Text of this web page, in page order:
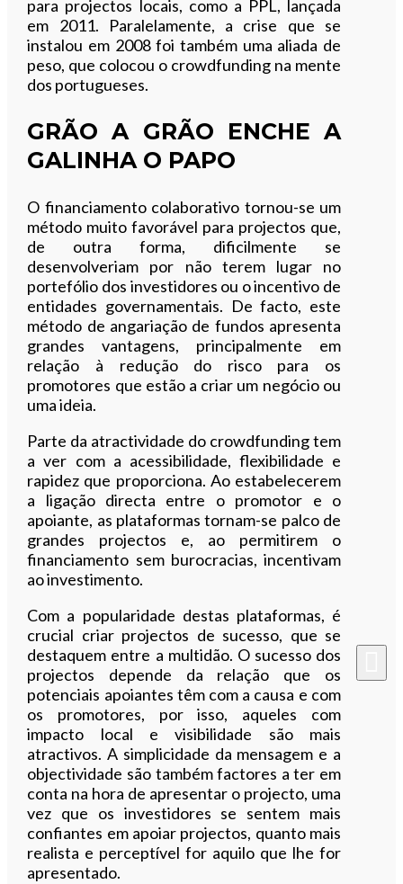
para projectos locais, como a PPL, lançada
em 2011. Paralelamente, a crise que se
instalou em 2008 foi também uma aliada de
peso, que colocou o crowdfunding na mente
dos portugueses.
GRÃO A GRÃO ENCHE A
GALINHA O PAPO
O financiamento colaborativo tornou-se um
método muito favorável para projectos que,
de outra forma, dificilmente se
desenvolveriam por não terem lugar no
portefólio dos investidores ou o incentivo de
entidades governamentais. De facto, este
método de angariação de fundos apresenta
grandes vantagens, principalmente em
relação à redução do risco para os
promotores que estão a criar um negócio ou
uma ideia.
Parte da atractividade do crowdfunding tem
a ver com a acessibilidade, flexibilidade e
rapidez que proporciona. Ao estabelecerem
a ligação directa entre o promotor e o
apoiante, as plataformas tornam-se palco de
grandes projectos e, ao permitirem o
financiamento sem burocracias, incentivam
ao investimento.
Com a popularidade destas plataformas, é
crucial criar projectos de sucesso, que se
destaquem entre a multidão. O sucesso dos
projectos depende da relação que os
potenciais apoiantes têm com a causa e com
os promotores, por isso, aqueles com
impacto local e visibilidade são mais
atractivos. A simplicidade da mensagem e a
objectividade são também factores a ter em
conta na hora de apresentar o projecto, uma
vez que os investidores se sentem mais
confiantes em apoiar projectos, quanto mais
realista e perceptível for aquilo que lhe for
apresentado.